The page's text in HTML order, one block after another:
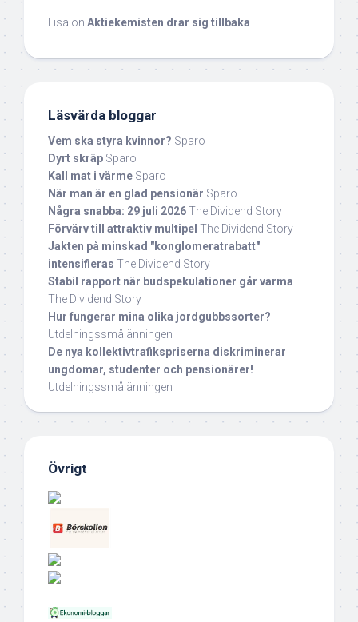
Lisa on Aktiekemisten drar sig tillbaka
Läsvärda bloggar
Vem ska styra kvinnor? Sparo
Dyrt skräp Sparo
Kall mat i värme Sparo
När man är en glad pensionär Sparo
Några snabba: 29 juli 2026The Dividend Story
Förvärv till attraktiv multipel The Dividend Story
Jakten på minskad "konglomeratrabatt"
intensifieras The Dividend Story
Stabil rapport när budspekulationer går varma
The Dividend Story
Hur fungerar mina olika jordgubbssorter?
Utdelningssmålänningen
De nya kollektivtrafikspriserna diskriminerar
ungdomar, studenter och pensionärer!
Utdelningssmålänningen
Övrigt